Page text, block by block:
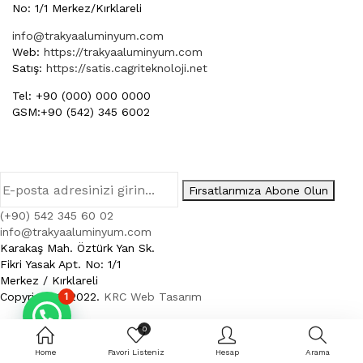
Home
0
Favori Listeniz Hesap Arama
No: 1/1 Merkez/Kırklareli
info@trakyaaluminyum.com
Web: https://trakyaaluminyum.com
Satış: https://satis.cagriteknoloji.net
Tel: +90 (000) 000 0000
GSM:+90 (542) 345 6002
Fırsatlarımıza Abone Olun
(+90) 542 345 60 02
info@trakyaaluminyum.com
Karakaş Mah. Öztürk Yan Sk.
Fikri Yasak Apt. No: 1/1
Merkez / Kırklareli
Copyright © 2022. KRC Web Tasarım
1